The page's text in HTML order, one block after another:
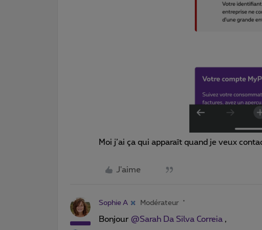
Moi j’ai ça qui apparaît quand je veux
J'aime
Sophie A Modérateur
Bonjour @Sarah Da Silva Correia ,